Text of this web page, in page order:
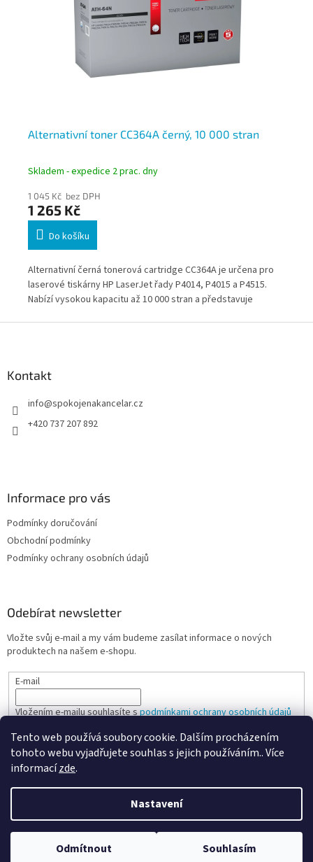
Tento web používá soubory cookie. Dalším procházením
tohoto webu vyjadřujete souhlas s jejich používáním.. Více
informacízde.
Nastavení
Odmítnout Souhlasím
Alternativní toner CC364A černý, 10 000 stran
Skladem - expedice 2 prac. dny
1 045 Kč bez DPH
1 265 Kč
Do košíku
Alternativní černá tonerová cartridge CC364A je určena pro
laserové tiskárny HP LaserJet řady P4014, P4015 a P4515.
Nabízí vysokou kapacitu až 10 000 stran a představuje
Kontakt
info@spokojenakancelar.cz
+420 737 207 892
Informace pro vás
Podmínky doručování
Obchodní podmínky
Podmínky ochrany osobních údajů
Odebírat newsletter
Vložte svůj e-mail a my vám budeme zasílat informace o nových
produktech na našem e-shopu.
E-mail
Vložením e-mailu souhlasíte spodmínkami ochrany osobních údajů
PŘIHLÁSIT SE
Vytvořil Shoptet
Copyright 2026Spokojená kancelář . Všechna práva vyhrazena.